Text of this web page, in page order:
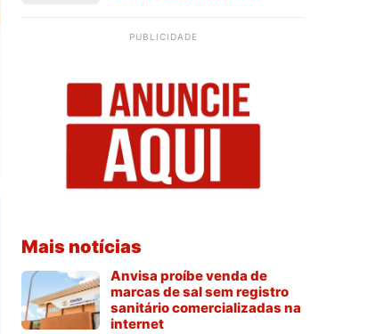
PUBLICIDADE
Mais notícias
Anvisa proíbe venda de
marcas de sal sem registro
sanitário comercializadas na
internet